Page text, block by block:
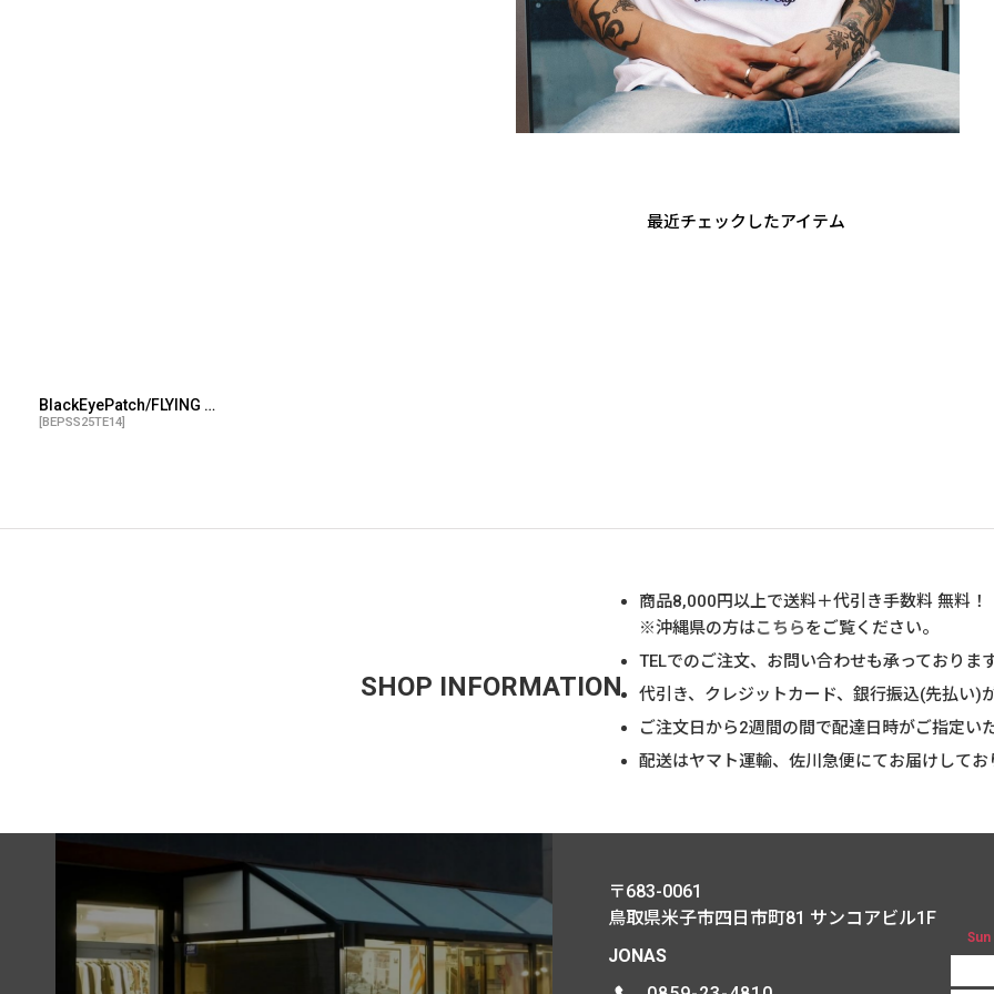
最近チェックしたアイテム
BlackEyePatch/FLYING OG BOY AIRBRUSHED TEE（WHITE）
[BEPSS25TE14]
SHOP INFORMATION
商品8,000円以上で送料＋代引き手数料 無料！
※沖縄県の方はこちらをご覧ください。
TELでのご注文、お問い合わせも承っておりま
代引き、クレジットカード、銀行振込(先払い)
ご注文日から2週間の間で配達日時がご指定い
配送はヤマト運輸、佐川急便にてお届けしてお
〒683-0061
鳥取県米子市四日市町81 サンコアビル1F
JONAS
Sun